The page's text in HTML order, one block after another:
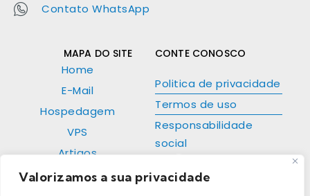
Valorizamos a sua privacidade
Contato WhatsApp
MAPA DO SITE
Home
E-Mail
Hospedagem
VPS
Artigos
CONTE CONOSCO
Politica de privacidade
Termos de uso
Responsabilidade
social